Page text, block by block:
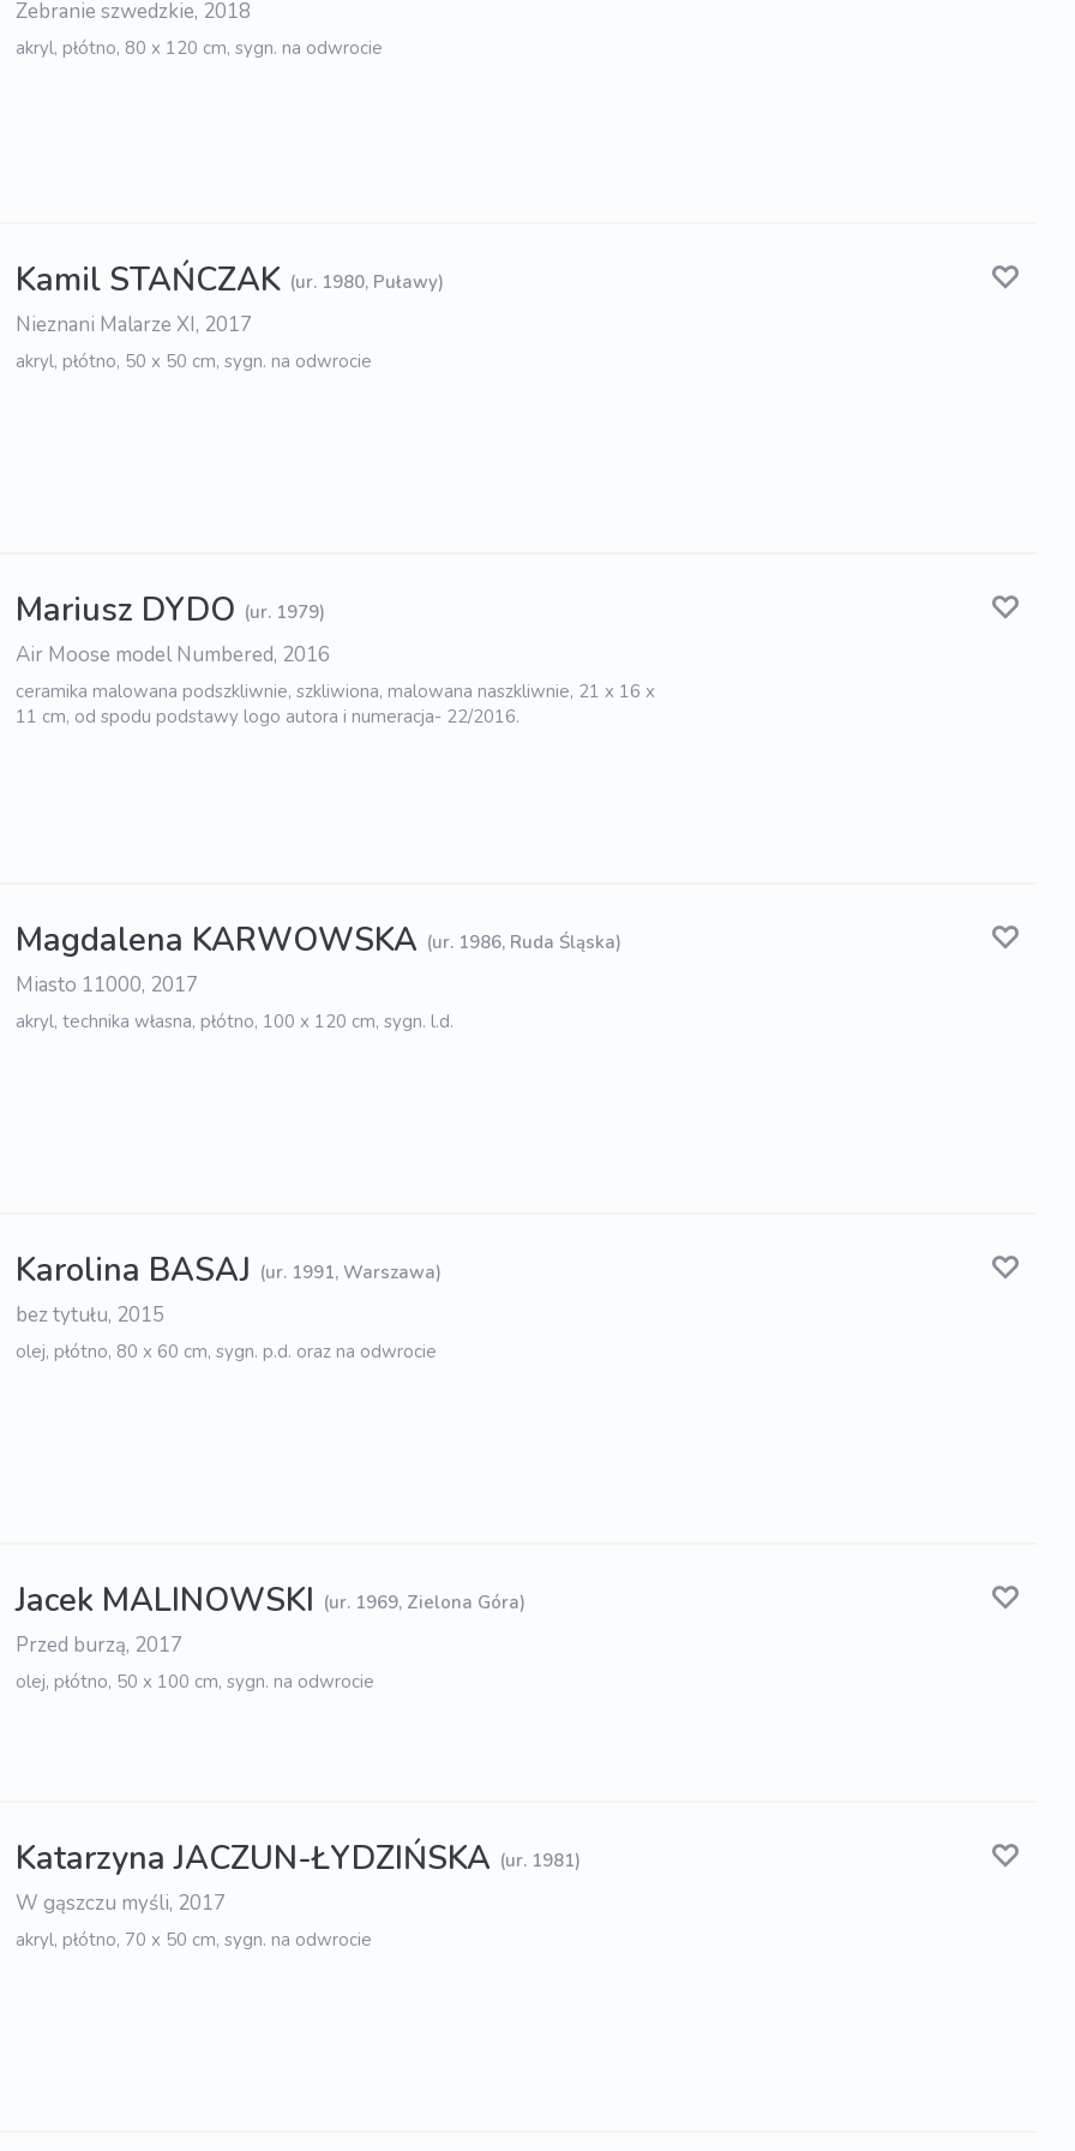
Zebranie szwedzkie, 2018
akryl, płótno, 80 x 120 cm, sygn. na odwrocie
Kamil STAŃCZAK (ur. 1980, Puławy)
Nieznani Malarze XI, 2017
akryl, płótno, 50 x 50 cm, sygn. na odwrocie
Mariusz DYDO (ur. 1979)
Air Moose model Numbered, 2016
ceramika malowana podszkliwnie, szkliwiona, malowana naszkliwnie, 21 x 16 x
11 cm, od spodu podstawy logo autora i numeracja- 22/2016.
Magdalena KARWOWSKA (ur. 1986, Ruda Śląska)
Miasto 11000, 2017
akryl, technika własna, płótno, 100 x 120 cm, sygn. l.d.
Karolina BASAJ (ur. 1991, Warszawa)
bez tytułu, 2015
olej, płótno, 80 x 60 cm, sygn. p.d. oraz na odwrocie
Jacek MALINOWSKI (ur. 1969, Zielona Góra)
Przed burzą, 2017
olej, płótno, 50 x 100 cm, sygn. na odwrocie
Katarzyna JACZUN-ŁYDZIŃSKA (ur. 1981)
W gąszczu myśli, 2017
akryl, płótno, 70 x 50 cm, sygn. na odwrocie